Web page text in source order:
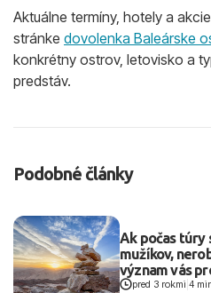
Aktuálne termíny, hotely a
stránke dovolenka Baleárske
konkrétny ostrov, letovisko a
predstáv.
Podobné články
Ak počas túry
mužíkov,
význam vás
pred 3 rokmi 4